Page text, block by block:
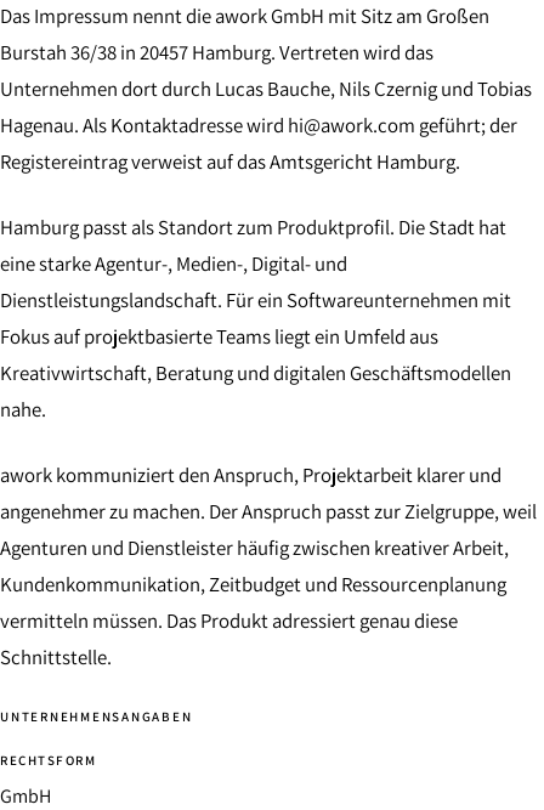
Das Impressum nennt die awork GmbH mit Sitz am Großen
Burstah 36/38 in 20457 Hamburg. Vertreten wird das
Unternehmen dort durch Lucas Bauche, Nils Czernig und Tobias
Hagenau. Als Kontaktadresse wird hi@awork.com geführt; der
Registereintrag verweist auf das Amtsgericht Hamburg.
Hamburg passt als Standort zum Produktprofil. Die Stadt hat
eine starke Agentur-, Medien-, Digital- und
Dienstleistungslandschaft. Für ein Softwareunternehmen mit
Fokus auf projektbasierte Teams liegt ein Umfeld aus
Kreativwirtschaft, Beratung und digitalen Geschäftsmodellen
nahe.
awork kommuniziert den Anspruch, Projektarbeit klarer und
angenehmer zu machen. Der Anspruch passt zur Zielgruppe, weil
Agenturen und Dienstleister häufig zwischen kreativer Arbeit,
Kundenkommunikation, Zeitbudget und Ressourcenplanung
vermitteln müssen. Das Produkt adressiert genau diese
Schnittstelle.
UNTERNEHMENSANGABEN
RECHTSFORM
GmbH